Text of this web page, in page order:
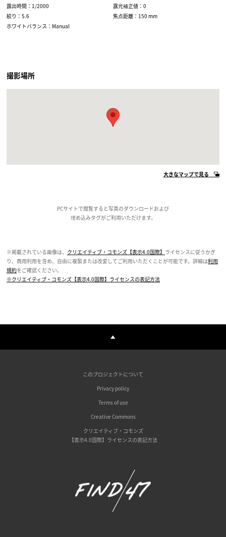
露出時間：1/2000
露光補正値：0
絞り：5.6
焦点距離：150 mm
ホワイトバランス：Manual
撮影場所
大きなマップで見る
PCサイトで閲覧すると写真のダウンロードおよび
埋め込みタグがご利用いただけます。
※掲載されている画像は、 クリエイティブ・コモンズ【表示4.0国際】 ライセンスに従うかぎ
り、商用利用を含め、自由に複製または改変してご利用いただくことが可能です。詳細は利用
規約をご確認ください。
※クリエイティブ・コモンズ【表示4.0国際】ライセンスの表記方法
このプロジェクトについて
Privacy policy
Terms of use
Creative Commons
クリエイティブ・コモンズ
【表示4.0国際】ライセンスの表記方法